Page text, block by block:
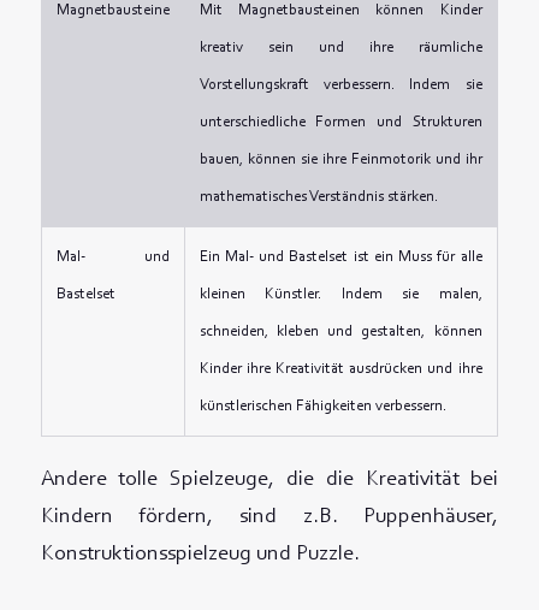
Magnetbausteine Mit Magnetbausteinen können Kinder
kreativ sein und ihre räumliche
Vorstellungskraft verbessern. Indem sie
unterschiedliche Formen und Strukturen
bauen, können sie ihre Feinmotorik und ihr
mathematisches Verständnis stärken.
Mal- und
Bastelset
Ein Mal- und Bastelset ist ein Muss für alle
kleinen Künstler. Indem sie malen,
schneiden, kleben und gestalten, können
Kinder ihre Kreativität ausdrücken und ihre
künstlerischen Fähigkeiten verbessern.
Andere tolle Spielzeuge, die die Kreativität bei
Kindern fördern, sind z.B. Puppenhäuser,
Konstruktionsspielzeug und Puzzle.